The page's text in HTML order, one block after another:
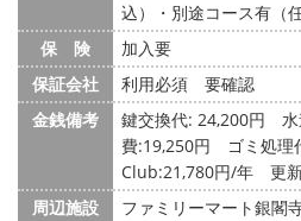
込）・別途コース有（
保 険
加入要
保証会社
利用必須 要確認
金銭備考
鍵交換代: 24,200円
費:19,250円 ゴミ処
Club:21,780円/年 更
周辺施設
ファミリーマート銀閣